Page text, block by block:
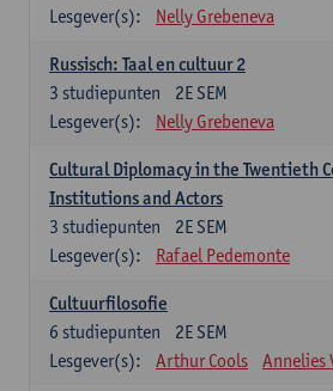
Lesgever(s):
Nelly Grebeneva
Russisch: Taal en cultuur 2
2E SEM
3 studiepunten
Lesgever(s):
Nelly Grebeneva
Cultural Diplomacy in the Twentieth
Institutions and Actors
2E SEM
3 studiepunten
Lesgever(s):
Rafael Pedemonte
Cultuurfilosofie
2E SEM
6 studiepunten
Lesgever(s):
Arthur Cools Annelies